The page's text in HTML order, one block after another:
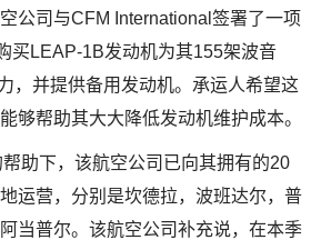
公司与CFM International签署了一项
买LEAP-1B发动机为其155架波音
，并提供备用发动机。承运人希望这
够帮助其大大降低发动机维护成本。
助下，该航空公司已向其拥有的20
运营，分别是坎德拉，波班达尔，普
当普尔。该航空公司补充说，在本季